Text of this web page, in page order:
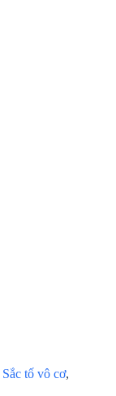
Sắc tố vô cơ,